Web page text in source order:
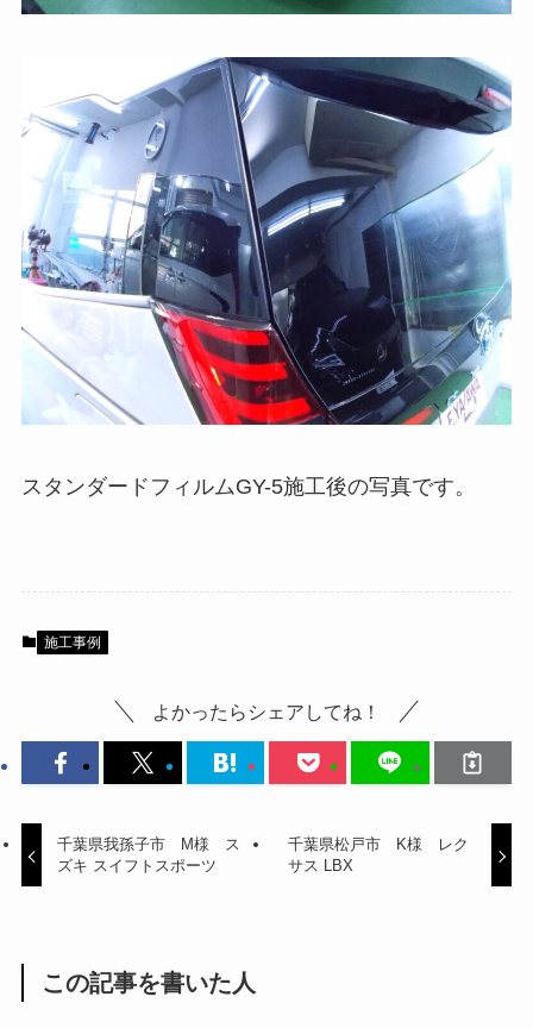
スタンダードフィルムGY-5施工後の写真です。
施工事例
よかったらシェアしてね！
千葉県我孫子市 M様 ス
ズキ スイフトスポーツ
千葉県松戸市 K様 レク
サス LBX
この記事を書いた人